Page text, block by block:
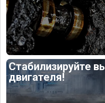
Стабилизируйте
двигателя!